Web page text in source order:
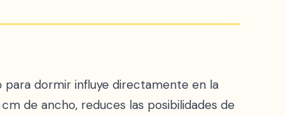
para dormir influye directamente en la
de ancho, reduces las posibilidades de